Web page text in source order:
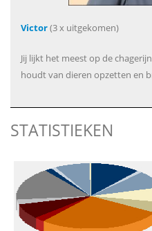
Victor(3 x uitgekomen)
Jij lijkt het meest op de
houdt van dieren opzetten en
STATISTIEKEN